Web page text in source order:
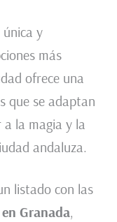
única y
más
ofrece una
que se adaptan
a la magia y la
andaluza.
listado con las
Granada,